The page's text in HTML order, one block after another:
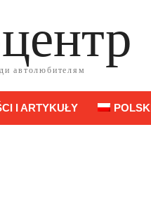
автолюбителям
I ARTYKUŁY